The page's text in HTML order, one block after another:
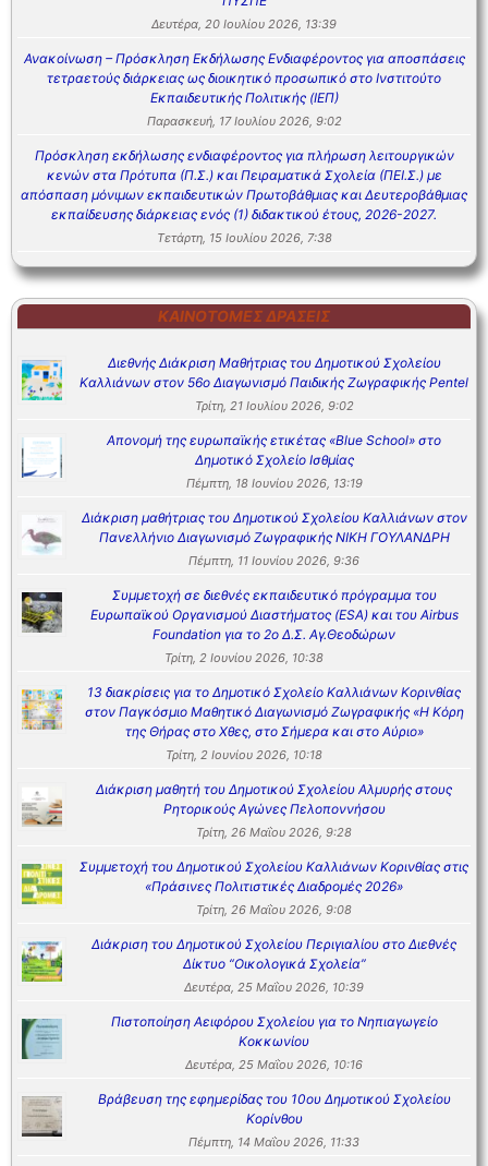
Δευτέρα, 20 Ιουλίου 2026, 13:39
Ανακοίνωση – Πρόσκληση Εκδήλωσης Ενδιαφέροντος για αποσπάσεις
τετραετούς διάρκειας ως διοικητικό προσωπικό στο Ινστιτούτο
Εκπαιδευτικής Πολιτικής (ΙΕΠ)
Παρασκευή, 17 Ιουλίου 2026, 9:02
Πρόσκληση εκδήλωσης ενδιαφέροντος για πλήρωση λειτουργικών
κενών στα Πρότυπα (Π.Σ.) και Πειραματικά Σχολεία (ΠΕΙ.Σ.) με
απόσπαση μόνιμων εκπαιδευτικών Πρωτοβάθμιας και Δευτεροβάθμιας
εκπαίδευσης διάρκειας ενός (1) διδακτικού έτους, 2026-2027.
Τετάρτη, 15 Ιουλίου 2026, 7:38
ΚΑΙΝΟΤΌΜΕΣ ΔΡΆΣΕΙΣ
Διεθνής Διάκριση Μαθήτριας του Δημοτικού Σχολείου
Καλλιάνων στον 56ο Διαγωνισμό Παιδικής Ζωγραφικής Pentel
Τρίτη, 21 Ιουλίου 2026, 9:02
Απονομή της ευρωπαϊκής ετικέτας «Blue School» στο
Δημοτικό Σχολείο Ισθμίας
Πέμπτη, 18 Ιουνίου 2026, 13:19
Διάκριση μαθήτριας του Δημοτικού Σχολείου Καλλιάνων στον
Πανελλήνιο Διαγωνισμό Ζωγραφικής ΝΙΚΗ ΓΟΥΛΑΝΔΡΗ
Πέμπτη, 11 Ιουνίου 2026, 9:36
Συμμετοχή σε διεθνές εκπαιδευτικό πρόγραμμα του
Ευρωπαϊκού Οργανισμού Διαστήματος (ESA) και του Airbus
Foundation για το 2ο Δ.Σ. Αγ.Θεοδώρων
Τρίτη, 2 Ιουνίου 2026, 10:38
13 διακρίσεις για το Δημοτικό Σχολείο Καλλιάνων Κορινθίας
στον Παγκόσμιο Μαθητικό Διαγωνισμό Ζωγραφικής «Η Κόρη
της Θήρας στο Χθες, στο Σήμερα και στο Αύριο»
Τρίτη, 2 Ιουνίου 2026, 10:18
Διάκριση μαθητή του Δημοτικού Σχολείου Αλμυρής στους
Ρητορικούς Αγώνες Πελοποννήσου
Τρίτη, 26 Μαΐου 2026, 9:28
Συμμετοχή του Δημοτικού Σχολείου Καλλιάνων Κορινθίας στις
«Πράσινες Πολιτιστικές Διαδρομές 2026»
Τρίτη, 26 Μαΐου 2026, 9:08
Διάκριση του Δημοτικού Σχολείου Περιγιαλίου στο Διεθνές
Δίκτυο “Οικολογικά Σχολεία”
Δευτέρα, 25 Μαΐου 2026, 10:39
Πιστοποίηση Αειφόρου Σχολείου για το Νηπιαγωγείο
Κοκκωνίου
Δευτέρα, 25 Μαΐου 2026, 10:16
Βράβευση της εφημερίδας του 10ου Δημοτικού Σχολείου
Κορίνθου
Πέμπτη, 14 Μαΐου 2026, 11:33